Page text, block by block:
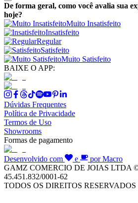
De forma geral, como você avalia sua
hoje?
Muito Insatisfeito
Insatisfeito
Regular
Satisfeito
Muito Satisfeito
BAIXE O APP:
Dúvidas Frequentes
Política de Privacidade
Termos de Uso
Showrooms
Formas de pagamento
Desenvolvido com e
por Macro
GAMZ COMERCIO DE JOIAS LTDA
45.451.832/0001-62
TODOS OS DIREITOS RESERVADOS